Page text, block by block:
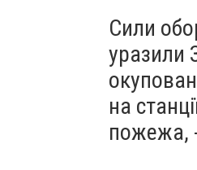
Сили
уразили
на
пожежа,